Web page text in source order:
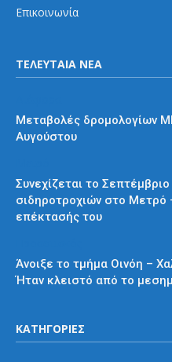
Επικοινωνία
ΤΕΛΕΥΤΑΙΑ ΝΕΑ
Μεταβολές δρομολογίων
Αυγούστου
Συνεχίζεται το
σιδηροτροχιών στο Μετρό
επέκτασής του
Άνοιξε το τμήμα Οινόη –
Ήταν κλειστό από το
ΚΑΤΗΓΟΡΙΕΣ